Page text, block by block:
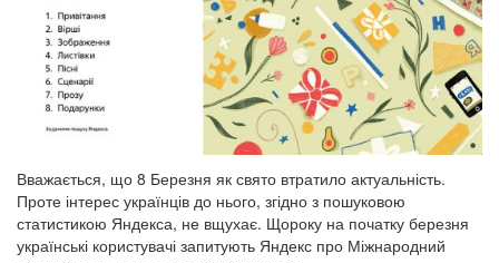
Вважається, що 8 Березня як свято втратило актуальність.
Проте інтерес українців до нього, згідно з пошуковою
статистикою Яндекса, не вщухає. Щороку на початку березня
українські користувачі запитують Яндекс про Міжнародний